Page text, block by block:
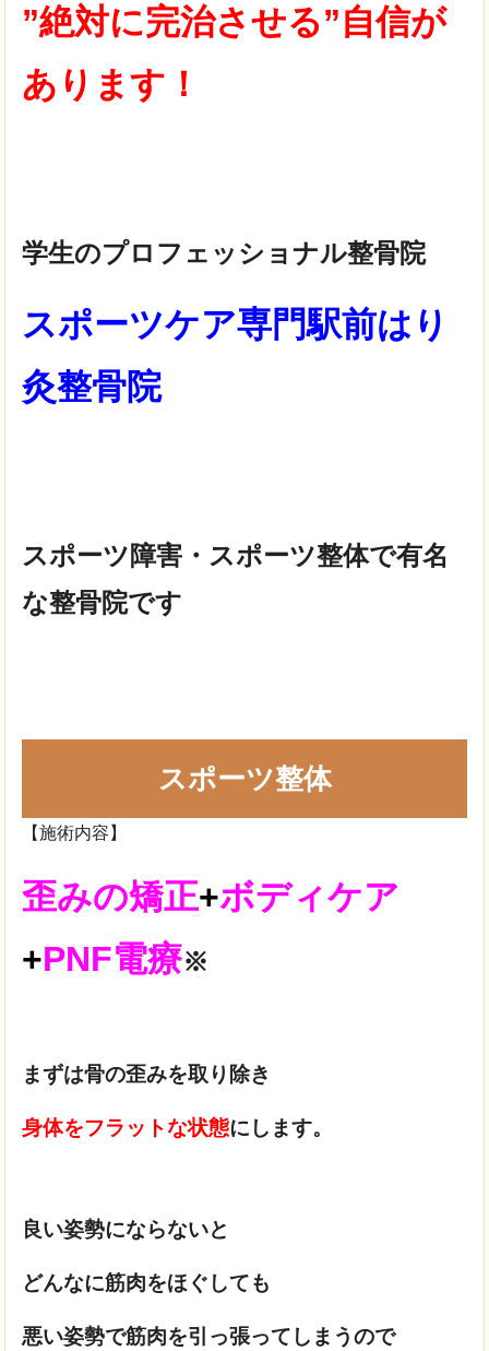
”絶対に完治させる”自信が
あります！
学生のプロフェッショナル整骨院
スポーツケア専門駅前はり
灸整骨院
スポーツ障害・スポーツ整体で有名
な整骨院です
スポーツ整体
【施術内容】
歪みの矯正+ボディケア
+PNF電療※
まずは骨の歪みを取り除き
身体をフラットな状態にします。
良い姿勢にならないと
どんなに筋肉をほぐしても
悪い姿勢で筋肉を引っ張ってしまうので